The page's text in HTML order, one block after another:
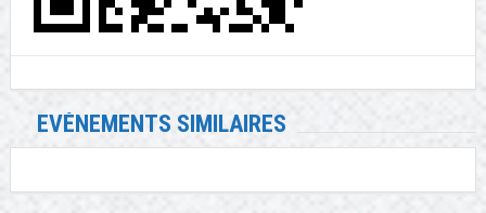
EVÉNEMENTS SIMILAIRES